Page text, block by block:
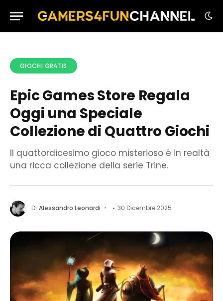
GIOCHI GRATIS
Epic Games Store Regala
Oggi una Speciale
Collezione di Quattro Giochi
Il quattordicesimo gioco misterioso è in realtà
una ricca collezione della serie Trine.
Di Alessandro Leonardi 30 Dicembre 2025